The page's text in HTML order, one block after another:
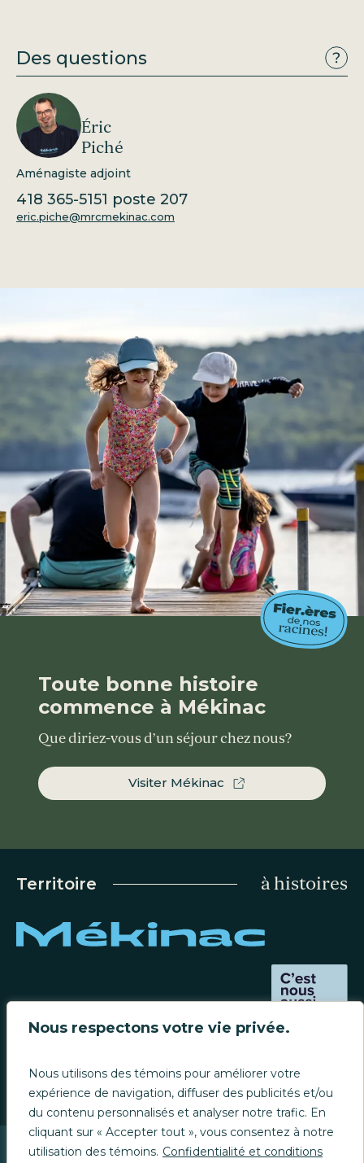
Nous respectons votre vie privée.
Nous utilisons des témoins pour améliorer votre
expérience de navigation, diffuser des publicités et/ou
du contenu personnalisés et analyser notre trafic. En
cliquant sur « Accepter tout », vous consentez à notre
utilisation des témoins. Confidentialité et conditions
Des questions
Éric
Piché
Aménagiste adjoint
418 365-5151 poste 207
eric.piche@mrcmekinac.com
Toute bonne histoire
commence à Mékinac
Que diriez-vous d’un séjour chez nous?
Visiter Mékinac
Territoire à histoires
Carrière
Confidentialité et conditions